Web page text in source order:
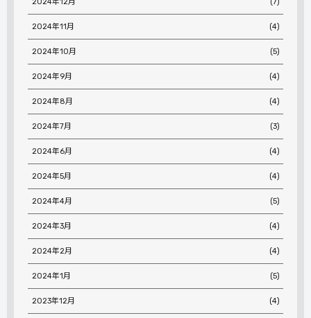
2024年11月 (4)
2024年10月 (5)
2024年9月 (4)
2024年8月 (4)
2024年7月 (3)
2024年6月 (4)
2024年5月 (4)
2024年4月 (5)
2024年3月 (4)
2024年2月 (4)
2024年1月 (5)
2023年12月 (4)